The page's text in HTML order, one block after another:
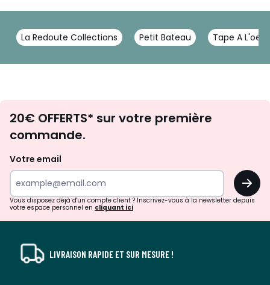
La Redoute Collections Petit Bateau Tape A L'oeil
d'inspirations
surprises?
20€ OFFERTS* sur votre première
commande.
Votre email
OK
Vous disposez déjà d'un compte client ? Inscrivez-vous à la newsletter depuis
votre espace personnel en cliquant ici
LIVRAISON RAPIDE ET SUR MESURE !